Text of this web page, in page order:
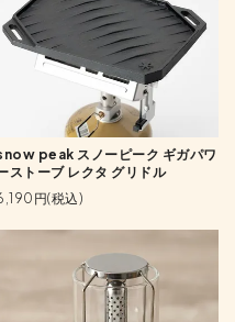
peak スノーピーク ギガパワ
ストーブ レクタ グリドル
円(税込)